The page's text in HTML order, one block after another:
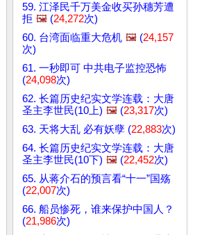
59. 江泽民千万美金收买孙穗芳遭
拒 🖼️ (24,272次)
60. 台湾面临重大危机 🖼️ (24,157
次)
61. 一秒即可 中共电子监控恐怖
(24,098次)
62. 长篇历史纪实文学连载：大唐
圣主李世民(10上) 🖼️ (23,317次)
63. 天将大乱 必有妖孽 (22,883次)
64. 长篇历史纪实文学连载：大唐
圣主李世民(10下) 🖼️ (22,452次)
65. 从蒋介石的预言看“十一”国殇
(22,007次)
66. 船员惨死，谁来保护中国人？
(21,986次)